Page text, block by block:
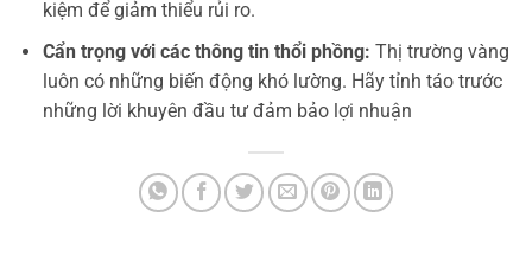
kiệm để giảm thiểu rủi ro.
Cẩn trọng với các thông tin thổi phồng: Thị trường vàng
luôn có những biến động khó lường. Hãy tỉnh táo trước
những lời khuyên đầu tư đảm bảo lợi nhuận